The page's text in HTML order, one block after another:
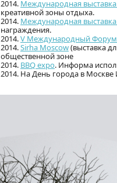
2014. Международная
креативной зоны отдыха.
2014. Международная
награждения.
2014.V Международный Форум
2014.Sirha Moscow(выставка
общественной зоне
2014. BBQ expo. Информа
2014. На День города в